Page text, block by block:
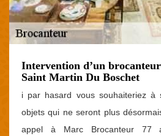
Intervention d’un
Saint Martin Du Boschet
i par hasard vous souhaiteriez à
objets qui ne seront plus
appel à Marc Brocanteur 77